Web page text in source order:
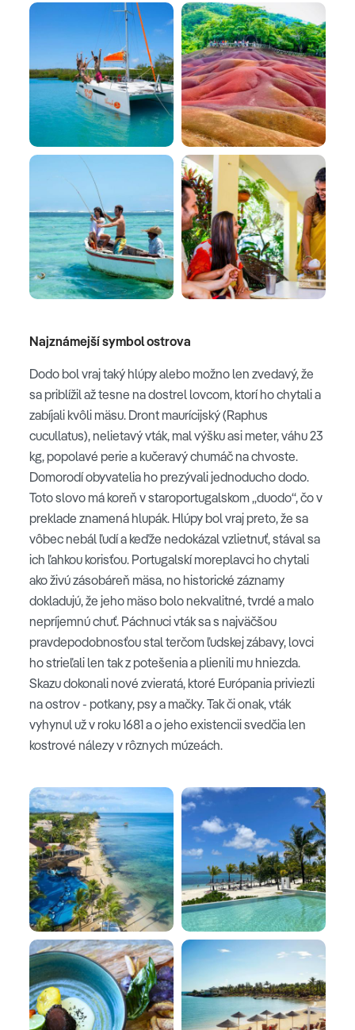
Najznámejší symbol ostrova
Dodo bol vraj taký hlúpy alebo možno len zvedavý, že
sa priblížil až tesne na dostrel lovcom, ktorí ho chytali a
zabíjali kvôli mäsu. Dront maurícijský (Raphus
cucullatus), nelietavý vták, mal výšku asi meter, váhu 23
kg, popolavé perie a kučeravý chumáč na chvoste.
Domorodí obyvatelia ho prezývali jednoducho dodo.
Toto slovo má koreň v staroportugalskom „duodo“, čo v
preklade znamená hlupák. Hlúpy bol vraj preto, že sa
vôbec nebál ľudí a keďže nedokázal vzlietnuť, stával sa
ich ľahkou korisťou. Portugalskí moreplavci ho chytali
ako živú zásobáreň mäsa, no historické záznamy
dokladujú, že jeho mäso bolo nekvalitné, tvrdé a malo
nepríjemnú chuť. Páchnuci vták sa s najväčšou
pravdepodobnosťou stal terčom ľudskej zábavy, lovci
ho strieľali len tak z potešenia a plienili mu hniezda.
Skazu dokonali nové zvieratá, ktoré Európania priviezli
na ostrov - potkany, psy a mačky. Tak či onak, vták
vyhynul už v roku 1681 a o jeho existencii svedčia len
kostrové nálezy v rôznych múzeách.